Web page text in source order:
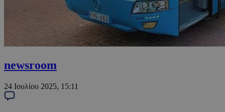
newsroom
24 Ιουλίου 2025, 15:11